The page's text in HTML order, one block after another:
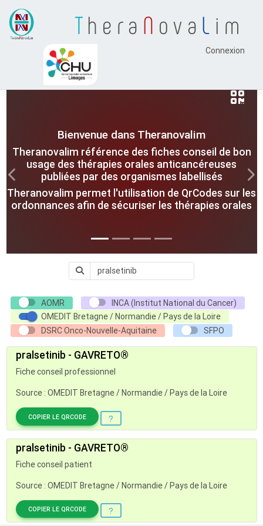
Thera N ova L im
Connexion
Bienvenue dans Theranovalim
Theranovalim référence des fiches conseil de bon
usage des thérapies orales anticancéreuses
publiées par des organismes labellisés
Theranovalim permet l'utilisation de QrCodes sur les
ordonnances afin de sécuriser les thérapies orales
Previous
AOMR
INCA (Institut National du Cancer)
OMEDIT Bretagne / Normandie / Pays de la Loire
DSRC Onco-Nouvelle-Aquitaine
SFPO
pralsetinib - GAVRETO®
Fiche conseil professionnel
Source : OMEDIT Bretagne / Normandie / Pays de la Loire
COPIER LE QRCODE
pralsetinib - GAVRETO®
Fiche conseil patient
Source : OMEDIT Bretagne / Normandie / Pays de la Loire
COPIER LE QRCODE